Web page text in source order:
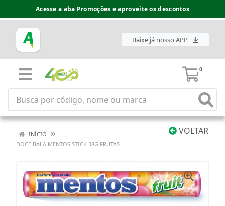
Acesse a aba Promoções e aproveite os descontos
Baixe já nosso APP
0
VOLTAR
INÍCIO
DOCE BALA MENTOS STICK 38G FRUTAS